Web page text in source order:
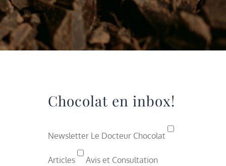
Chocolat en inbox!
Newsletter Le Docteur Chocolat
Articles Avis et Consultation